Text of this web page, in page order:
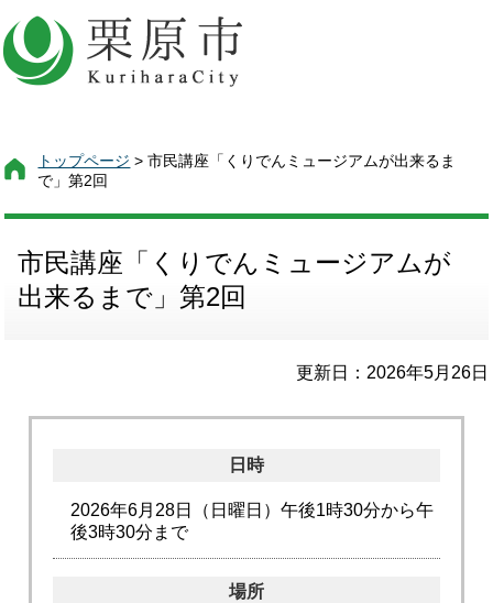
トップページ > 市民講座「くりでんミュージアムが出来るま
で」第2回
市民講座「くりでんミュージアムが
出来るまで」第2回
更新日：2026年5月26日
日時
2026年6月28日（日曜日）午後1時30分から午
後3時30分まで
場所